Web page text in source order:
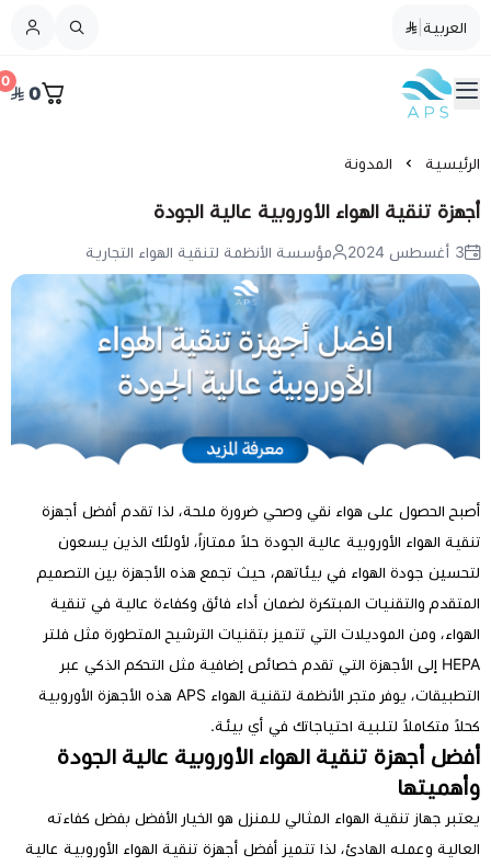
العربية|
الأنظمة لتنقية الهواء
0 القائمة الرئيسية
حقائب صيانة سنوية
تخفيضات
المدونة
جهاز تنقية هواء منزلي
جهاز تنقية هواء للمكتب
جهاز تنقية هواء للمنشآت الطبية
جهاز تنقية هواء للمطاعم و الكافيهات
المدونة
تنقية الهواء الأوروبية عالية الجودة
3 أغسطس 2024 مؤسسة الأنظمة لتنقية الهواء التجارية
الحصول على هواء نقي وصحي ضرورة ملحة، لذا تقدم أفضل أجهزة
الهواء الأوروبية عالية الجودة حلاً ممتازاً، لأولئك الذين يسعون
جودة الهواء في بيئاتهم، حيث تجمع هذه الأجهزة بين التصميم
والتقنيات المبتكرة لضمان أداء فائق وكفاءة عالية في تنقية
ومن الموديلات التي تتميز بتقنيات الترشيح المتطورة مثل فلتر
HEPA إلى الأجهزة التي تقدم خصائص إضافية مثل التحكم الذكي عبر
التطبيقات، يوفر متجر الأنظمة لتقنية الهواء APS هذه الأجهزة الأوروبية
متكاملاً لتلبية احتياجاتك في أي بيئة.
أجهزة تنقية الهواء الأوروبية عالية الجودة
جهاز تنقية الهواء المثالي للمنزل هو الخيار الأفضل بفضل كفاءته
وعمله الهادئ، لذا تتميز أفضل أجهزة تنقية الهواء الأوروبية عالية